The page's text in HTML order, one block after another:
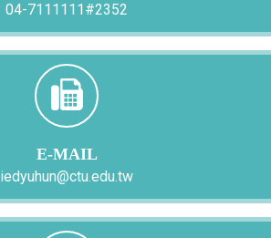
04-7111111#2352
E-MAIL
iedyuhun@ctu.edu.tw